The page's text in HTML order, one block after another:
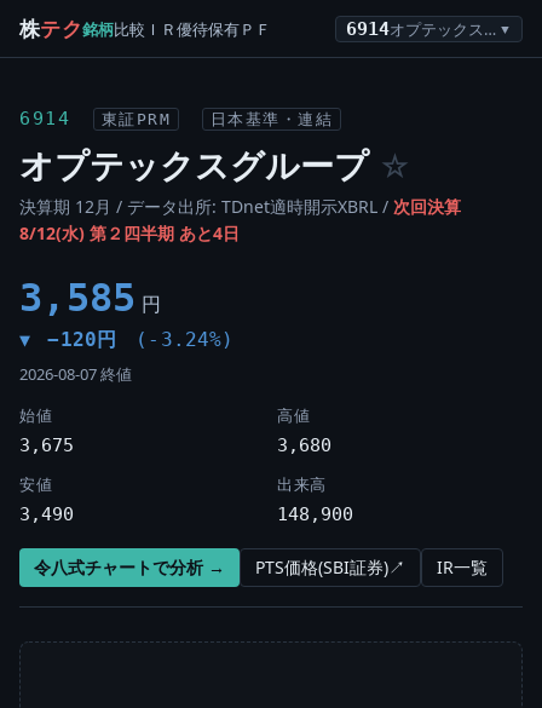
株テク銘柄比較 ＩＲ優待保有ＰＦ 6914 オプテックスグループ ▼
6914 東証PRM 日本基準・連結
オプテックスグループ ☆
決算期 12月 / データ出所: TDnet適時開示XBRL / 次回決算
8/12(水) 第２四半期 あと4日
3,585 円
▼ −120円 (-3.24%)
2026-08-07 終値
始値
3,675
高値
3,680
安値
3,490
出来高
148,900
令八式チャートで分析 → PTS価格(SBI証券)↗ IR一覧